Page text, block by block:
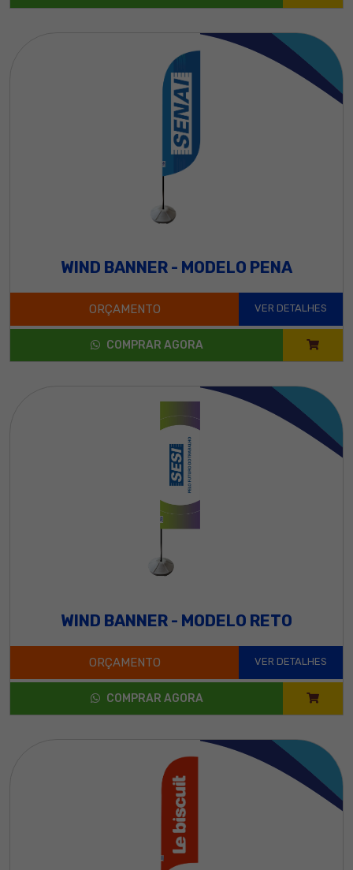
WIND BANNER - MODELO PENA
ORÇAMENTO VER DETALHES
COMPRAR AGORA
WIND BANNER - MODELO RETO
ORÇAMENTO VER DETALHES
COMPRAR AGORA